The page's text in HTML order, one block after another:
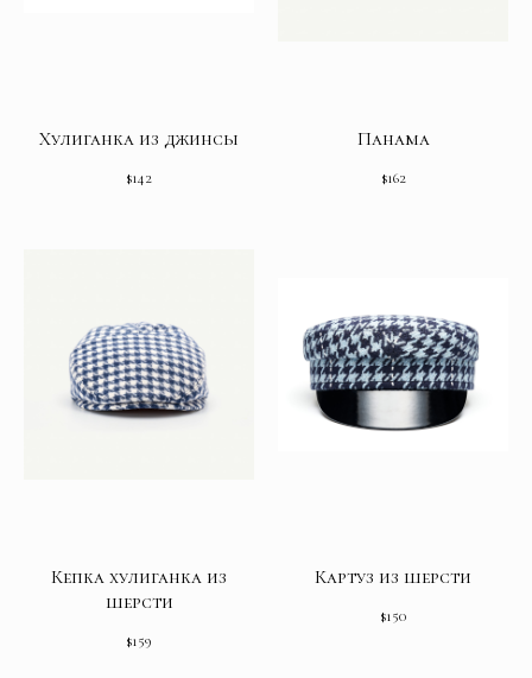
Хулиганка из джинсы
$142
Панама
$162
Кепка хулиганка из
шерсти
$159
Картуз из шерсти
$150